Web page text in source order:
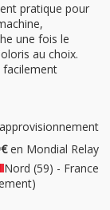
pratique pour
une fois le
au choix.
facilement
en Mondial Relay
Nord (59) - France